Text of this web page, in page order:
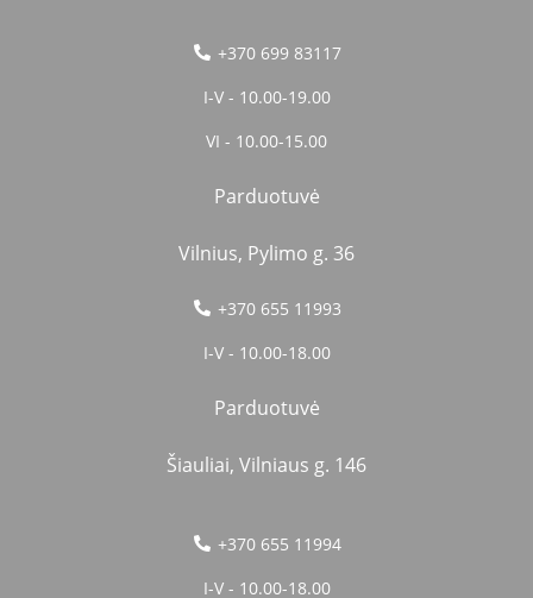
+370 699 83117
I-V - 10.00-19.00
VI - 10.00-15.00
Parduotuvė
Vilnius, Pylimo g. 36
+370 655 11993
I-V - 10.00-18.00
Parduotuvė
Šiauliai, Vilniaus g. 146
+370 655 11994
I-V - 10.00-18.00